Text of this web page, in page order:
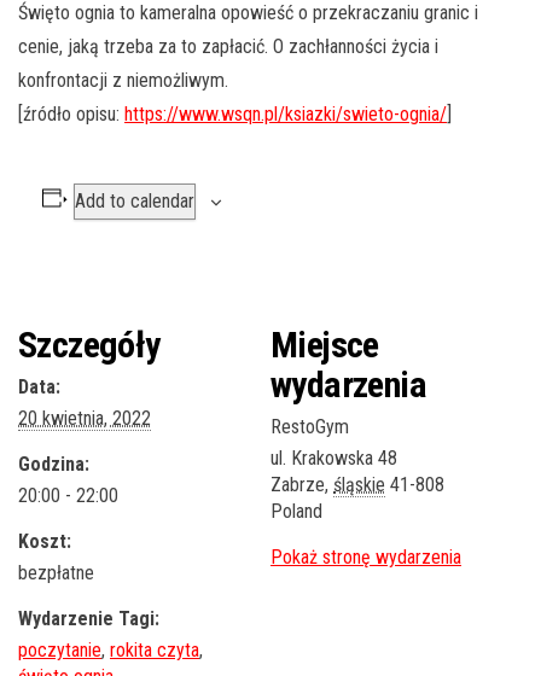
Święto ognia to kameralna opowieść o przekraczaniu granic i
cenie, jaką trzeba za to zapłacić. O zachłanności życia i
konfrontacji z niemożliwym.
[źródło opisu: https://www.wsqn.pl/ksiazki/swieto-ognia/
Add to calendar
Szczegóły
Data:
20 kwietnia, 2022
Godzina:
20:00 - 22:00
Koszt:
bezpłatne
Wydarzenie Tagi:
poczytanie, rokita czyta,
Miejsce
wydarzenia
RestoGym
ul. Krakowska 48
Zabrze, śląskie 41-808
Poland